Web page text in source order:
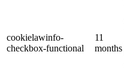
cookielawinfo-
checkbox-functional
11
months